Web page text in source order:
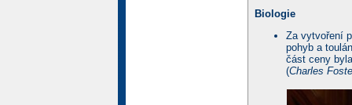
Biologie
Za vytvoření
pohyb a
část ceny
(Charles